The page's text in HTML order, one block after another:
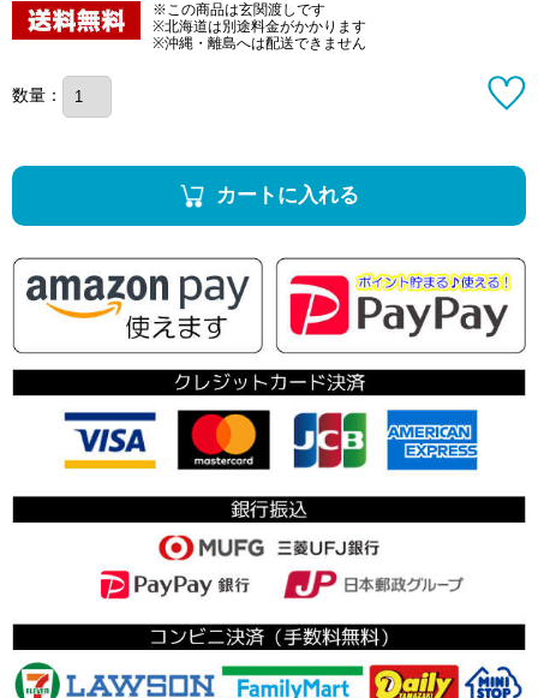
※この商品は玄関渡しです
※北海道は別途料金がかかります
※沖縄・離島へは配送できません
数量：
カートに入れる